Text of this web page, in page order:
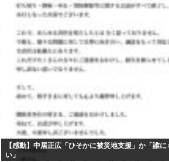
【感動】中居正広「ひそかに被災地支援」か「誰
い」